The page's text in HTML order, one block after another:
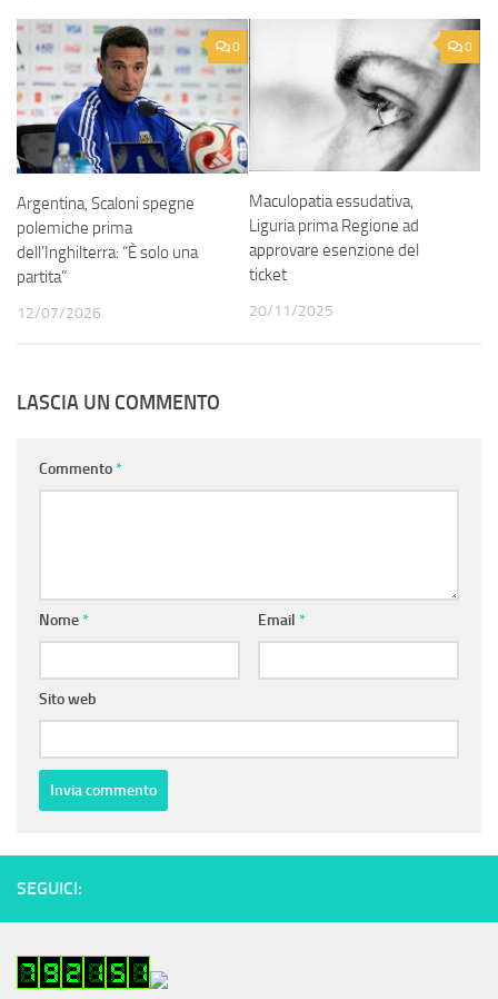
0
Argentina, Scaloni spegne
polemiche prima
dell’Inghilterra: “È solo una
partita”
12/07/2026
0
Maculopatia essudativa,
Liguria prima Regione ad
approvare esenzione del
ticket
20/11/2025
LASCIA UN COMMENTO
Commento*
Nome* Email *
Sito web
SEGUICI: